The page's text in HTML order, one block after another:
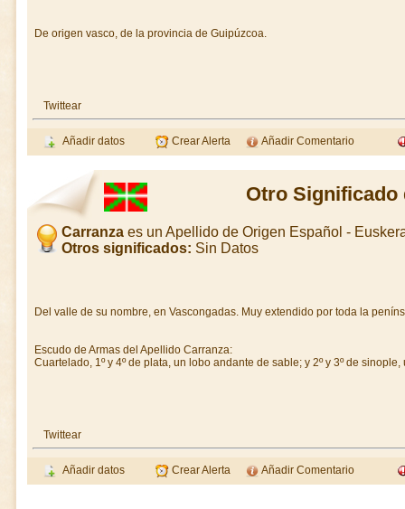
De origen vasco, de la provincia de Guipúzcoa.
Twittear
Añadir datos Crear Alerta Añadir Comentario
Otro Significado
Carranza es un Apellido de Origen Español -
Otros significados: Sin Datos
Del valle de su nombre, en Vascongadas. Muy extendido por toda la
Escudo de Armas del Apellido Carranza:
Cuartelado, 1º y 4º de plata, un lobo andante de sable; y 2º y 3º de
Twittear
Añadir datos Crear Alerta Añadir Comentario